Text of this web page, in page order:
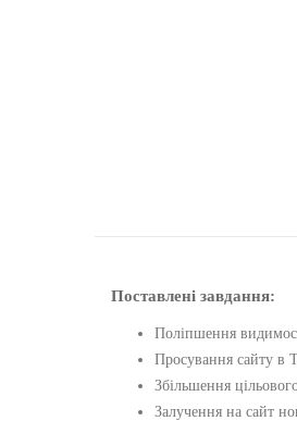
Поставлені завдання:
Поліпшення
Просування сайту в
Збільшення
Залучення на сайт